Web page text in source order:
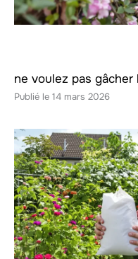
ne voulez pas
14 mars 2026